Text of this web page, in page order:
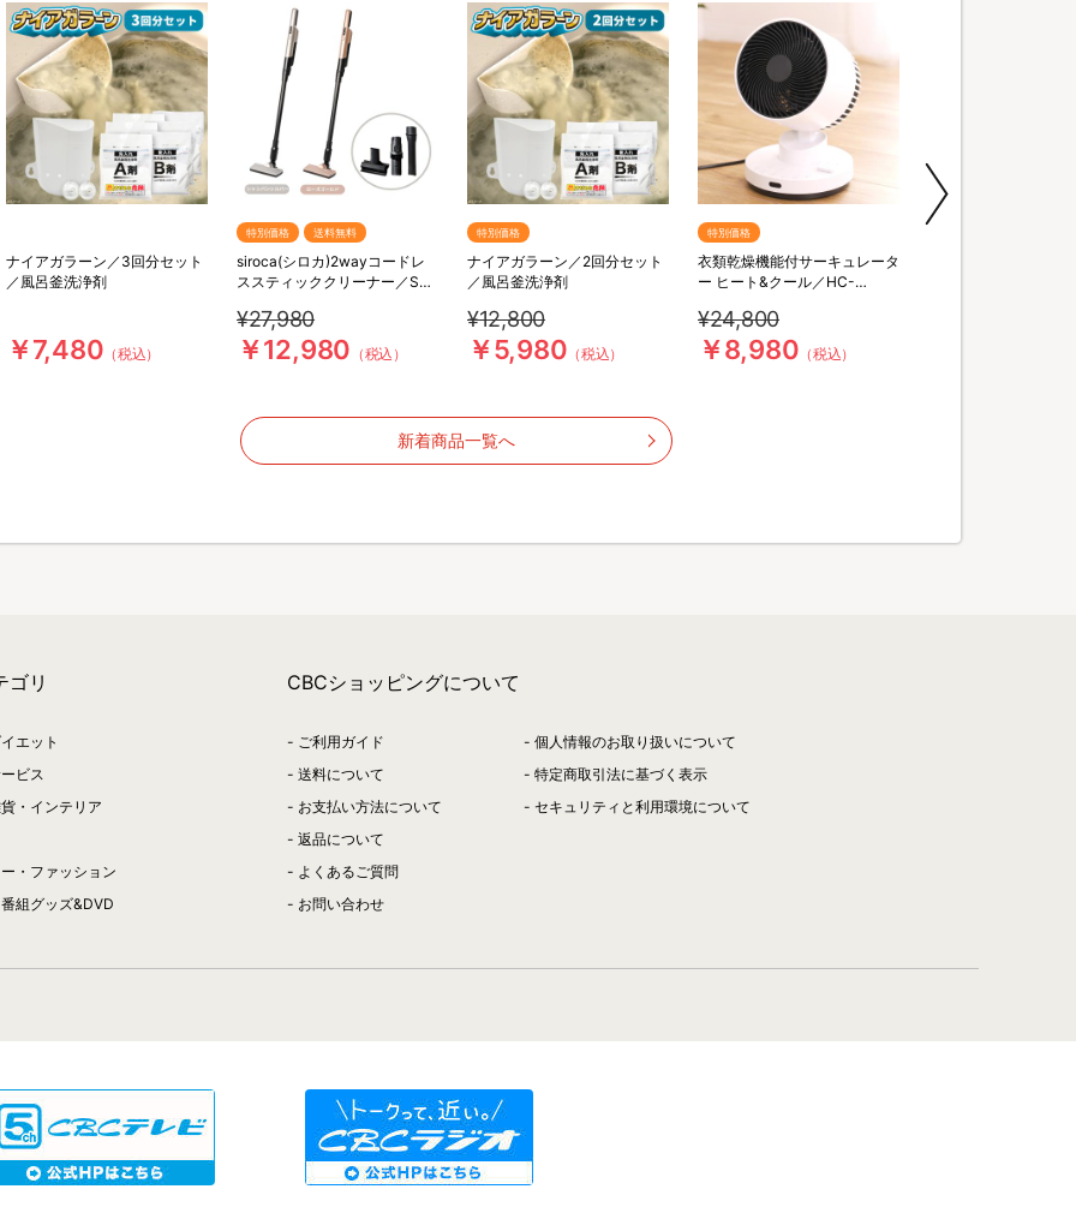
ナイアガラーン／3回分セット
／風呂釜洗浄剤
￥7,480 （税込）
特別価格 送料無料
siroca(シロカ)2wayコードレ
ススティッククリーナー／SV-
¥27,980
￥12,980 （税込）
特別価格
ナイアガラーン／2回分セット
／風呂釜洗浄剤
¥12,800
￥5,980 （税込）
特別価格
衣類乾燥機能付サーキュレータ
ー ヒート&クール／HC-
¥24,800
￥8,980 （税込）
新着商品一覧へ
ゴリ
エット
ビス
・インテリア
・ファッション
番組グッズ&DVD
CBCショッピングについて
ご利用ガイド
送料について
お支払い方法について
返品について
よくあるご質問
お問い合わせ
個人情報のお取り扱いについて
特定商取引法に基づく表示
セキュリティと利用環境について